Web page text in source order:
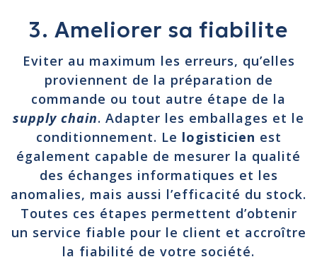
3. Ameliorer sa fiabilite
Eviter au maximum les erreurs, qu’elles
proviennent de la préparation de
commande ou tout autre étape de la
supply chain. Adapter les emballages et le
conditionnement. Le logisticien est
également capable de mesurer la qualité
des échanges informatiques et les
anomalies, mais aussi l’efficacité du stock.
Toutes ces étapes permettent d’obtenir
un service fiable pour le client et accroître
la fiabilité de votre société.